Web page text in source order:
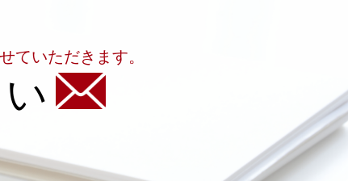
いただきます。